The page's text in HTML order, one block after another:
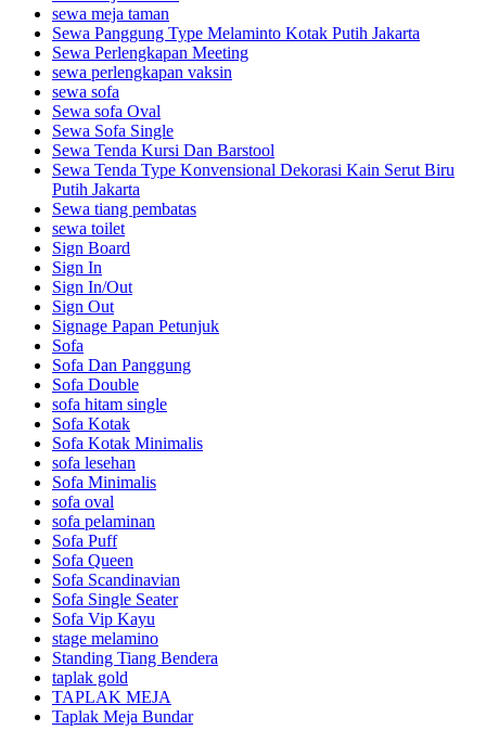
sewa meja taman
Sewa Panggung Type Melaminto Kotak Putih Jakarta
Sewa Perlengkapan Meeting
sewa perlengkapan vaksin
sewa sofa
Sewa sofa Oval
Sewa Sofa Single
Sewa Tenda Kursi Dan Barstool
Sewa Tenda Type Konvensional Dekorasi Kain Serut Biru
Putih Jakarta
Sewa tiang pembatas
sewa toilet
Sign Board
Sign In
Sign In/Out
Sign Out
Signage Papan Petunjuk
Sofa
Sofa Dan Panggung
Sofa Double
sofa hitam single
Sofa Kotak
Sofa Kotak Minimalis
sofa lesehan
Sofa Minimalis
sofa oval
sofa pelaminan
Sofa Puff
Sofa Queen
Sofa Scandinavian
Sofa Single Seater
Sofa Vip Kayu
stage melamino
Standing Tiang Bendera
taplak gold
TAPLAK MEJA
Taplak Meja Bundar